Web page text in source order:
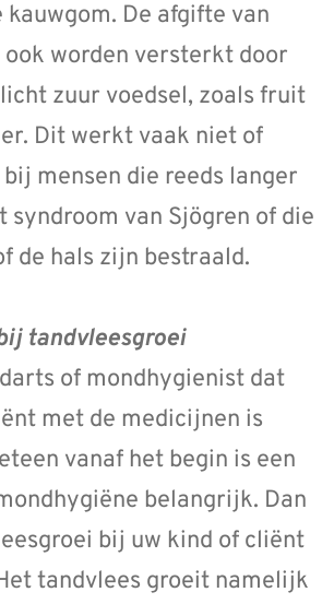
De afgifte van
ook worden versterkt door
zuur voedsel, zoals fruit
Dit werkt vaak niet of
mensen die reeds langer
syndroom van Sjögren of die
de hals zijn bestraald.
tandvleesgroei
of mondhygienist dat
met de medicijnen is
vanaf het begin is een
belangrijk. Dan
bij uw kind of cliënt
tandvlees groeit namelijk